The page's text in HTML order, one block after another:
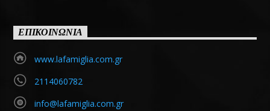
ΕΠΙΚΟΙΝΩΝΙΑ
www.lafamiglia.com.gr
2114060782
info@lafamiglia.com.gr